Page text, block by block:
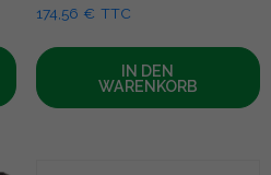
174,56 € TTC
IN DEN
WARENKORB